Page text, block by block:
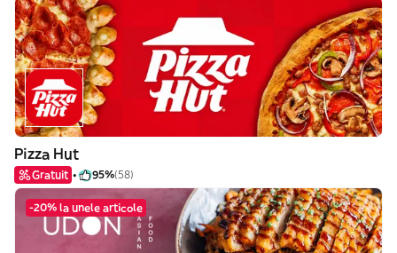
Pizza Hut
Gratuit 95%(58)
-20% la unele articole